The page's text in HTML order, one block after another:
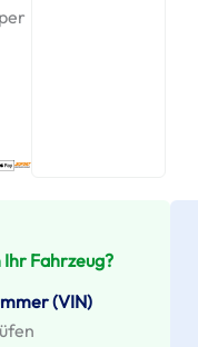
per
Fahrzeug?
(VIN)